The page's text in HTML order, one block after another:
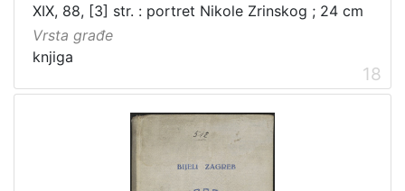
XIX, 88, [3] str. : portret Nikole Zrinskog ; 24 cm
Vrsta građe
knjiga
18